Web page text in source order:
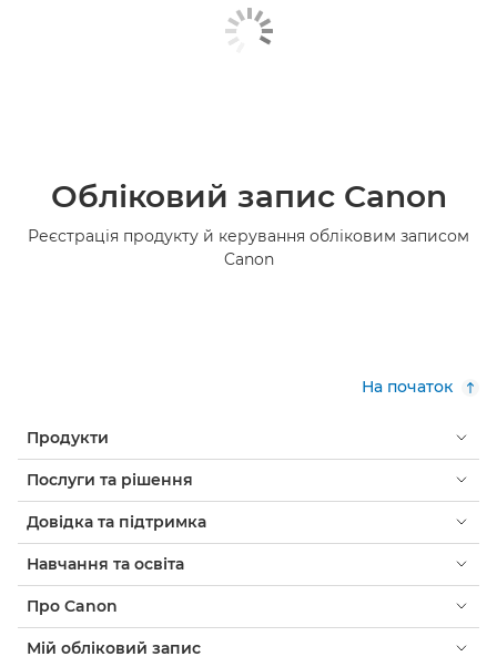
Обліковий запис Canon
Реєстрація продукту й керування обліковим записом
Canon
На початок
Продукти
Послуги та рішення
Довідка та підтримка
Навчання та освіта
Про Canon
Мій обліковий запис